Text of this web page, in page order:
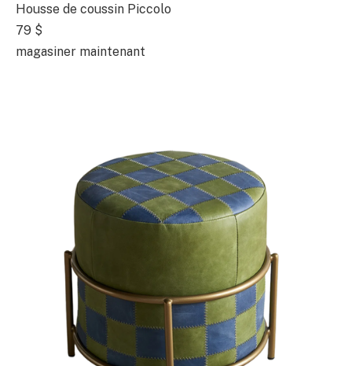
Housse de coussin Piccolo
79 $
magasiner maintenant